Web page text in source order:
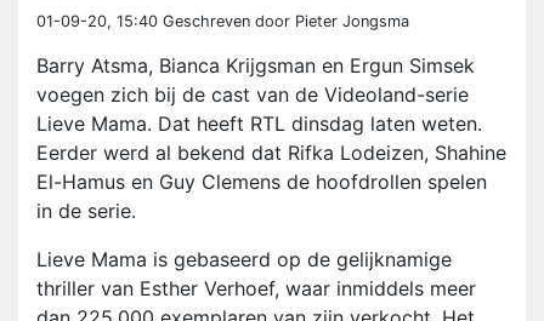
01-09-20, 15:40 Geschreven door Pieter Jongsma
Barry Atsma, Bianca Krijgsman en Ergun Simsek
voegen zich bij de cast van de Videoland-serie
Lieve Mama. Dat heeft RTL dinsdag laten weten.
Eerder werd al bekend dat Rifka Lodeizen, Shahine
El-Hamus en Guy Clemens de hoofdrollen spelen
in de serie.
Lieve Mama is gebaseerd op de gelijknamige
thriller van Esther Verhoef, waar inmiddels meer